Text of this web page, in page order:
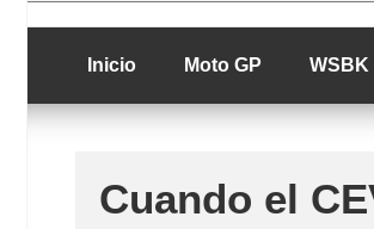
to
contentLucio
luciolopezgp
Inicio Moto GP WSBK
Cuando el